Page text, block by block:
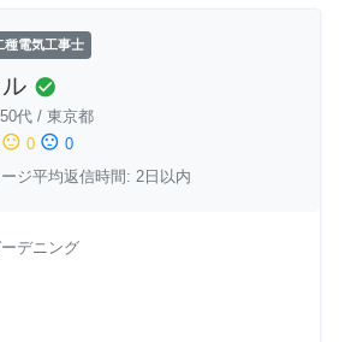
種電気工事士
check_circle
50代 / 東京都
sentiment_neutral 0 sentiment_dissatisfied 0
ージ平均返信時間: 2日以内
デニング